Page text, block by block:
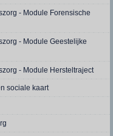
- Module Forensische
- Module Geestelijke
- Module Hersteltraject
sociale kaart